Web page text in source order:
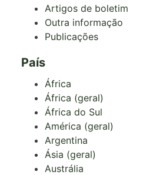
Artigos de boletim
Outra informação
Publicações
País
África
África (geral)
África do Sul
América (geral)
Argentina
Ásia (geral)
Austrália